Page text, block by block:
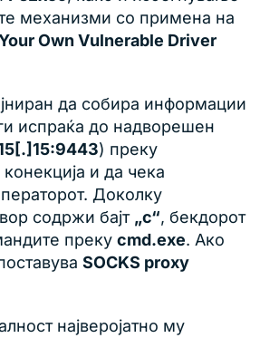
механизми со примена на
Own Vulnerable Driver
да собира информации
испраќа до надворешен
) преку
и да чека
Доколку
содржи бајт „c“, бекдорот
преку cmd.exe. Ако
SOCKS proxy
најверојатно му